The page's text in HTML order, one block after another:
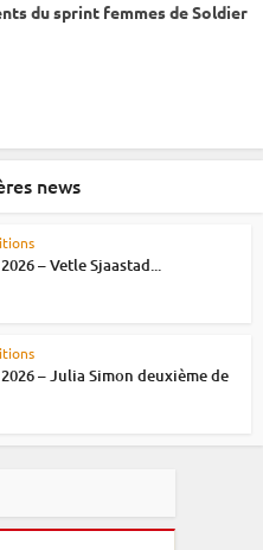
dusprint femmes de Soldier
news
– Vetle Sjaastad...
– Julia Simon deuxième de